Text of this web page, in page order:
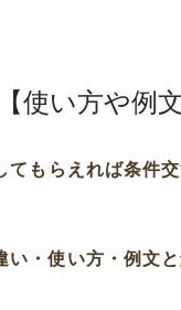
使い方や例文
てもらえれば条件
い・使い方・例文